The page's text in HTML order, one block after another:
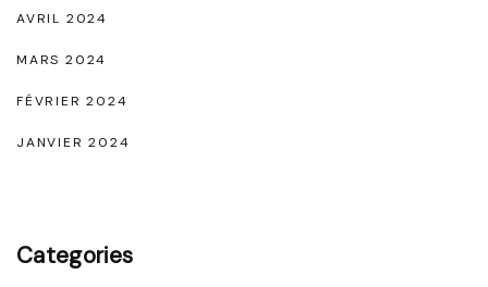
AVRIL 2024
MARS 2024
FÉVRIER 2024
JANVIER 2024
Categories